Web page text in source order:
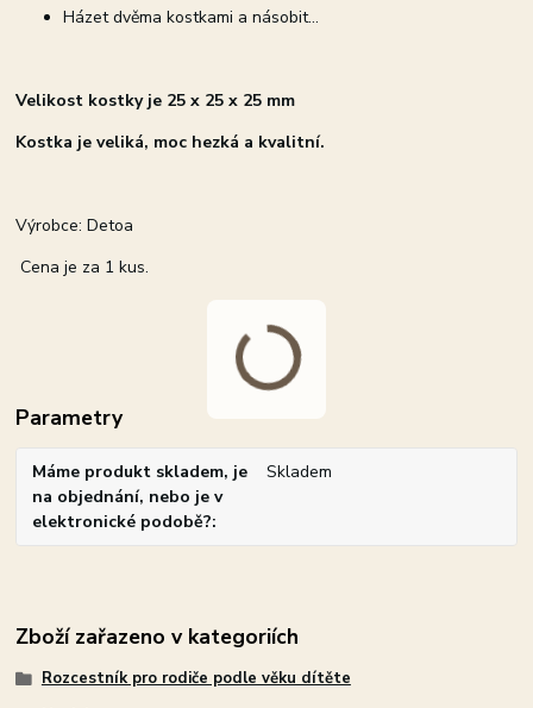
Házet dvěma kostkami a násobit...
Velikost kostky je 25 x 25 x 25 mm
Kostka je veliká, moc hezká a kvalitní.
Výrobce: Detoa
Cena je za 1 kus.
Parametry
Máme produkt skladem, je
na objednání, nebo je v
elektronické podobě?
Skladem
Zboží zařazeno v kategoriích
Rozcestník pro rodiče podle věku dítěte